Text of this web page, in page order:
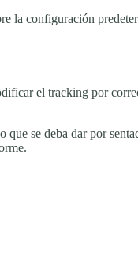
la configuración
el tracking por
que se deba dar por